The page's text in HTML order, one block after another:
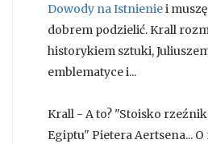
Dowody na Istnieniei
dobrem podzielić. Krall
historykiem sztuki,
emblematyce i...
Krall - A to? "Stoisko
Egiptu" Pietera Aertsena... O